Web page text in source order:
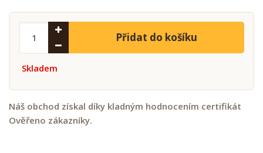
Přidat do košíku
Skladem
Náš obchod získal díky kladným hodnocením certifikát
Ověřeno zákazníky.